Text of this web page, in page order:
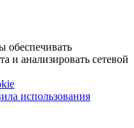
обеспечивать
и анализировать сетевой
использования